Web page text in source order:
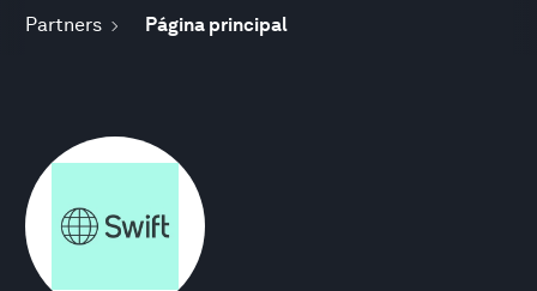
Partners Página principal